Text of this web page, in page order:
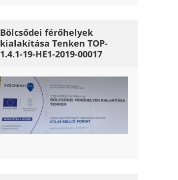
Bölcsődei férőhelyek
kialakítása Tenken TOP-
1.4.1-19-HE1-2019-00017